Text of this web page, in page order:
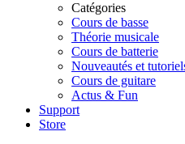
Catégories
Cours de basse
Théorie musicale
Cours de batterie
Nouveautés et
Cours de guitare
Actus & Fun
Support
Store